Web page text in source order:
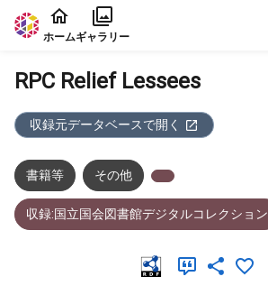
本文に飛ぶ
ホームギャラリー
RPC Relief Lessees
収録元データベースで開く
書籍等 その他
収録:国立国会図書館デジタルコレクション